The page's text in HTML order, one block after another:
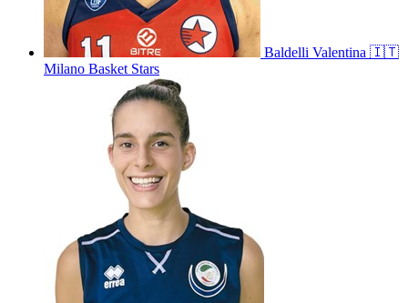
Baldelli Valentina 🇮🇹
Milano Basket Stars